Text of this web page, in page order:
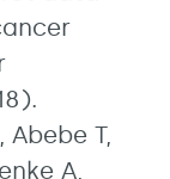
Abebe T,
A,